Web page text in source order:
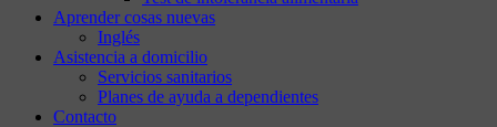
Aprender cosas nuevas
Inglés
Asistencia a domicilio
Servicios sanitarios
Planes de ayuda a dependientes
Contacto